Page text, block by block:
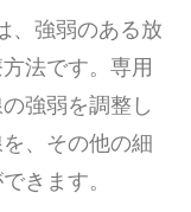
、強弱のある放
法です。専用
強弱を調整し
、その他の細
きます。